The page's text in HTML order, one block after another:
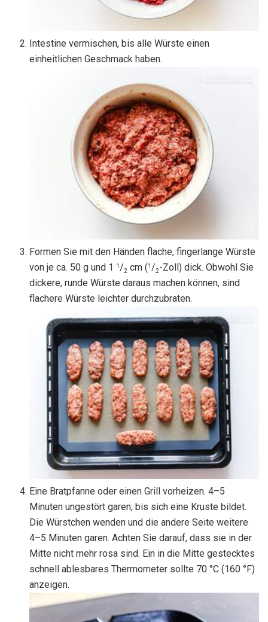
Intestine vermischen, bis alle Würste einen
einheitlichen Geschmack haben.
Formen Sie mit den Händen flache, fingerlange Würste
von je ca. 50 g und 1
1 /2 cm (1 /2-Zoll) dick. Obwohl Sie
dickere, runde Würste daraus machen können, sind
flachere Würste leichter durchzubraten.
Eine Bratpfanne oder einen Grill vorheizen. 4–5
Minuten ungestört garen, bis sich eine Kruste bildet.
Die Würstchen wenden und die andere Seite weitere
4–5 Minuten garen. Achten Sie darauf, dass sie in der
Mitte nicht mehr rosa sind. Ein in die Mitte gestecktes
schnell ablesbares Thermometer sollte 70 °C (160 °F)
anzeigen.